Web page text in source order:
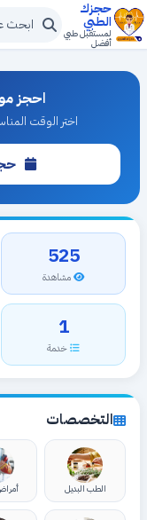
حجزك
الطبي
لمستقبل طبي
أفضل
احجز
اختر الوقت
525
مشاهدة
1
خدمة
التخصصات
الطب البديل